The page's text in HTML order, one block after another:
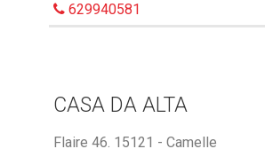
629940581
CASA DA ALTA
Flaire 46. 15121 - Camelle